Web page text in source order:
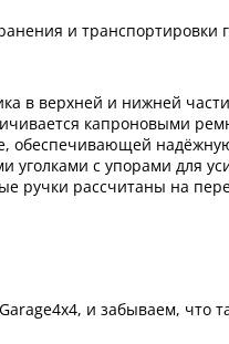
и транспортировки
в верхней и нижней
капроновыми
обеспечивающей
с упорами для
ручки рассчитаны на
и забываем, что